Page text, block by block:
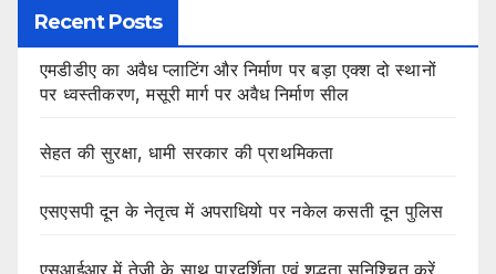
Recent Posts
एमडीडीए का अवैध प्लाटिंग और निर्माण पर बड़ा एक्श दो स्थानों
पर ध्वस्तीकरण, मसूरी मार्ग पर अवैध निर्माण सील
सेहत की सुरक्षा, धामी सरकार की प्राथमिकता
एसएसपी दून के नेतृत्व में अपराधियो पर नकेल कसती दून पुलिस